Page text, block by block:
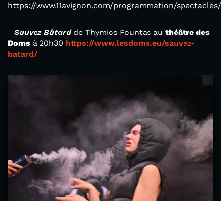
https://www.11avignon.com/programmation/
- Sauvez Bâtardde Thymios Fountas au théâtre des
Doms à 20h30 https://www.lesdoms.eu/sauvez-
batard/